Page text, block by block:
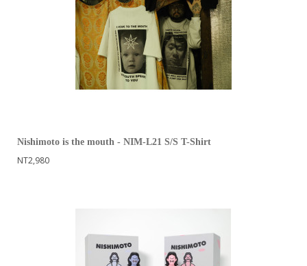
Nishimoto is the mouth - NIM-L21 S/S T-Shirt
NT2,980